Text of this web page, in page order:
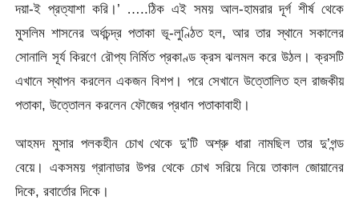
দয়া-ই প্রত্যাশা করি।’ …..ঠিক এই সময় আল-হামরার দূর্গ শীর্ষ থেকে
মুসলিম শাসনের অর্ধচন্দ্র পতাকা ভূ-লুণ্ঠিত হল, আর তার স্থানে সকালের
সোনালি সূর্য কিরণে রৌপ্য নির্মিত প্রকাণ্ড ক্রস ঝলমল করে উঠল। ক্রসটি
এখানে স্থাপন করলেন একজন বিশপ। পরে সেখানে উত্তোলিত হল রাজকীয়
পতাকা, উত্তোলন করলেন ফৌজের প্রধান পতাকাবাহী।
আহমদ মুসার পলকহীন চোখ থেকে দু’টি অশ্রু ধারা নামছিল তার দু’গন্ড
বেয়ে। একসময় গ্রানাডার উপর থেকে চোখ সরিয়ে নিয়ে তাকাল জোয়ানের
দিকে, রবার্তোর দিকে।